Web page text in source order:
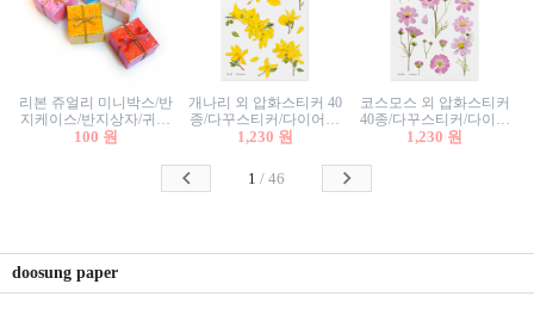
리본 쥬얼리 미니박스/반
지케이스/반지상자/귀걸
이상자/귀걸이박스/악세
100 원
개나리 외 압화스티커 40
종/다꾸스티커/다이어리
꾸미기/꽃스티커/자연물
1,230 원
코스모스 외 압화스티커
40종/다꾸스티커/다이어
리꾸미기/꽃스티커/자연
1,230 원
1 /46
doosung paper